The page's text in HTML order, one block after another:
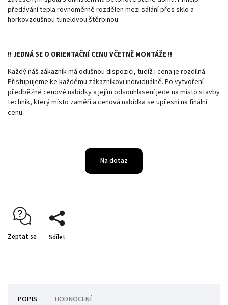
předávání tepla rovnoměrně rozdělen mezi sálání přes sklo a
horkovzdušnou tunelovou štěrbinou.
!! JEDNÁ SE O ORIENTAČNÍ CENU VČETNĚ MONTÁŽE !!
Každý náš zákazník má odlišnou dispozici, tudíž i cena je rozdílná.
Přistupujeme ke každému zákazníkovi individuálně. Po vytvoření
předběžné cenové nabídky a jejím odsouhlasení jede na místo stavby
technik, který místo zaměří a cenová nabídka se upřesní na finální
cenu.
Na dotaz
Zeptat se Sdílet
POPIS HODNOCENÍ